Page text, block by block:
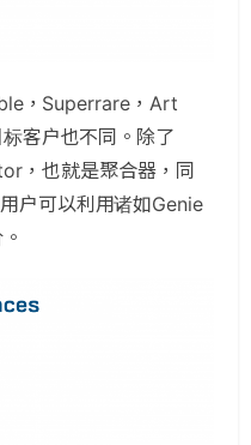
，Superrare，Art
客户也不同。除了
，也就是聚合器，同
户可以利用诸如Genie